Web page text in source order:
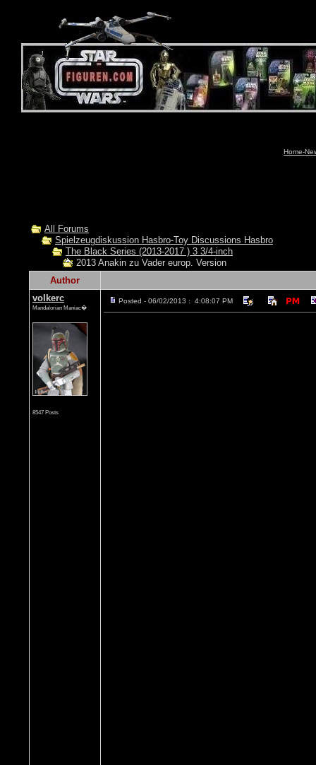
Home-
All Forums
Spielzeugdiskussion Hasbro-Toy Discussions Hasbro
The Black Series (2013-2017 ) 3 3/4-inch
2013 Anakin zu Vader europ. Version
Author
volkerc
Mandalorian Maniac�
8547 Posts
Posted - 06/02/2013 : 4:08:07 PM